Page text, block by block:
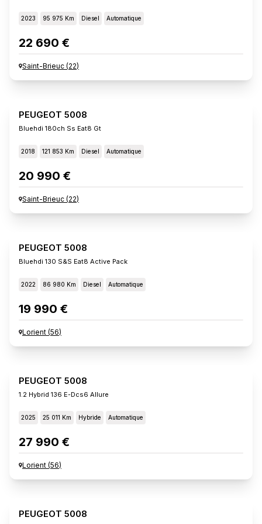
2023 95 975 Km Diesel Automatique
22 690 €
Saint-Brieuc (22)
PEUGEOT 5008
Bluehdi 180ch Ss Eat8 Gt
2018 121 853 Km Diesel Automatique
20 990 €
Saint-Brieuc (22)
PEUGEOT 5008
Bluehdi 130 S&s Eat8 Active Pack
2022 86 980 Km Diesel Automatique
19 990 €
Lorient (56)
PEUGEOT 5008
1.2 Hybrid 136 E-Dcs6 Allure
2025 25 011 Km Hybride Automatique
27 990 €
Lorient (56)
PEUGEOT 5008